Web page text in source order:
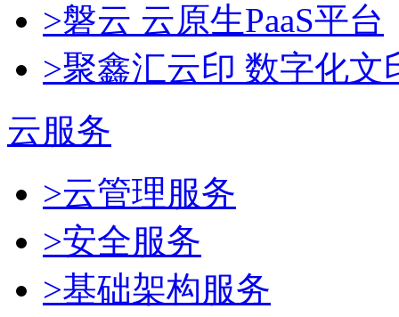
>磐云 云原生PaaS平台
>聚鑫汇云印 数字化文
云服务
>云管理服务
>安全服务
>基础架构服务